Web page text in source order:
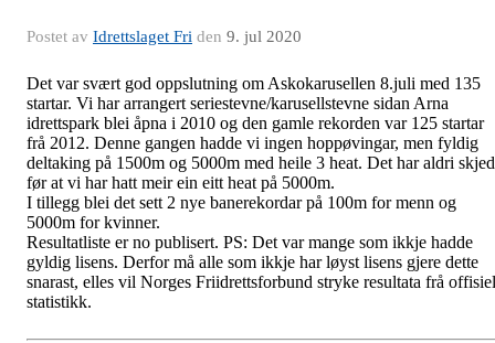
Postet av Idrettslaget Fri den 9. jul 2020
Det var svært god oppslutning om Askokarusellen 8.juli med 135
startar. Vi har arrangert seriestevne/karusellstevne sidan Arna
idrettspark blei åpna i 2010 og den gamle rekorden var 125 startar
frå 2012. Denne gangen hadde vi ingen hoppøvingar, men fyldig
deltaking på 1500m og 5000m med heile 3 heat. Det har aldri
før at vi har hatt meir ein eitt heat på 5000m.
I tillegg blei det sett 2 nye banerekordar på 100m for menn og
5000m for kvinner.
Resultatliste er no publisert. PS: Det var mange som ikkje hadde
gyldig lisens. Derfor må alle som ikkje har løyst lisens gjere dette
snarast, elles vil Norges Friidrettsforbund stryke resultata frå
statistikk.